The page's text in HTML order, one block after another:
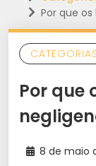
Por que
CATEGORIAS
Por que
8 de maio